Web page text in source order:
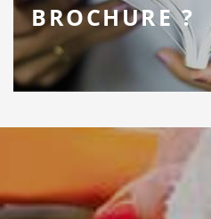
BROCHURE ?